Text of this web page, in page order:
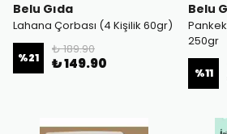
Belu Gıda
Lahana Çorbası (4 Kişilik 60gr)
%21
₺ 189.90
₺ 149.90
Belu
Pankek
250gr
%11